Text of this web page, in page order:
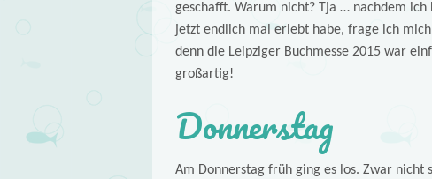
geschafft. Warum nicht? Tja … nachdem ich
jetzt endlich mal erlebt habe, frage ich mich
denn die Leipziger Buchmesse 2015 war
großartig!
Donnerstag
Am Donnerstag früh ging es los. Zwar